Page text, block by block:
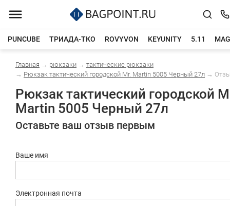
PUNCUBE ТРИАДА-ТКО ROVYVON KEYUNITY 5.11
Каталог товаров
Главная → рюкзаки → тактические рюкзаки
→ Рюкзак тактический городской Mr. Martin 5005 Черный 27л →
Рюкзак тактический городской
Martin 5005 Черный 27л
Оставьте ваш отзыв первым
Ваше имя
Электронная почта